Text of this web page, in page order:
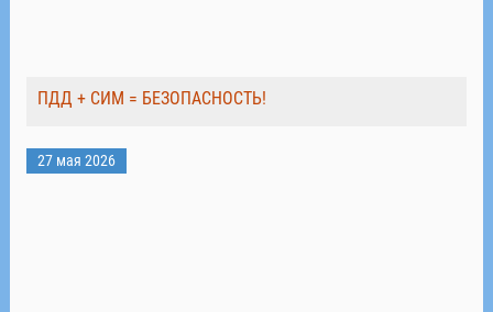
ПДД + СИМ = БЕЗОПАСНОСТЬ!
27 мая 2026